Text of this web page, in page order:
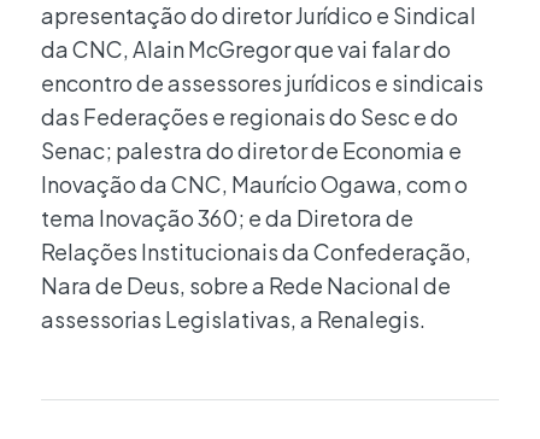
apresentação do diretor Jurídico e Sindical
da CNC, Alain McGregor que vai falar do
encontro de assessores jurídicos e sindicais
das Federações e regionais do Sesc e do
Senac; palestra do diretor de Economia e
Inovação da CNC, Maurício Ogawa, com o
tema Inovação 360; e da Diretora de
Relações Institucionais da Confederação,
Nara de Deus, sobre a Rede Nacional de
assessorias Legislativas, a Renalegis.